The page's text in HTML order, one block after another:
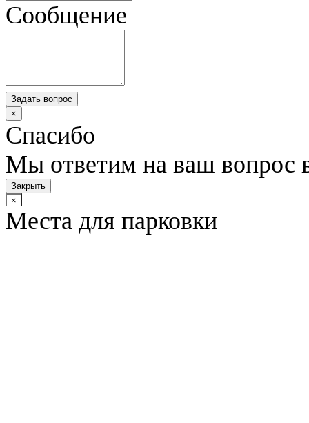
Сообщение
Задать вопрос
×
Спасибо
Мы ответим на ваш вопрос
Закрыть
×
Места для парковки